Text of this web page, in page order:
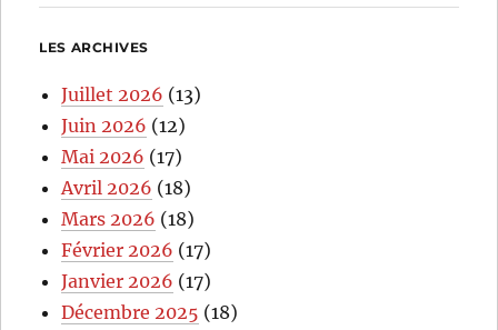
LES ARCHIVES
Juillet 2026 (13)
Juin 2026 (12)
Mai 2026 (17)
Avril 2026 (18)
Mars 2026 (18)
Février 2026 (17)
Janvier 2026 (17)
Décembre 2025 (18)